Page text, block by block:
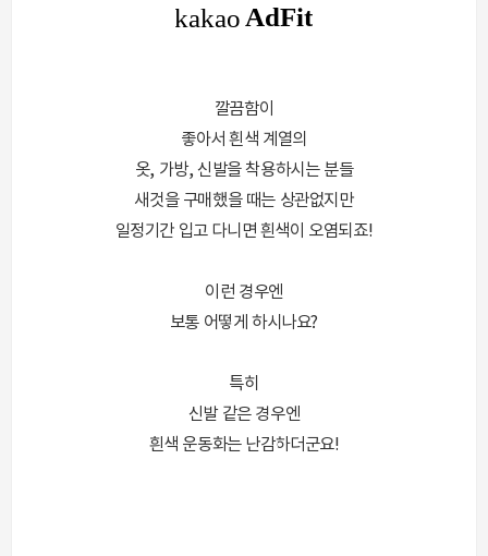
깔끔함이
좋아서 흰색 계열의
옷, 가방, 신발을 착용하시는 분들
새것을 구매했을 때는 상관없지만
일정기간 입고 다니면 흰색이 오염되죠!
이런 경우엔
보통 어떻게 하시나요?
특히
신발 같은 경우엔
흰색 운동화는 난감하더군요!